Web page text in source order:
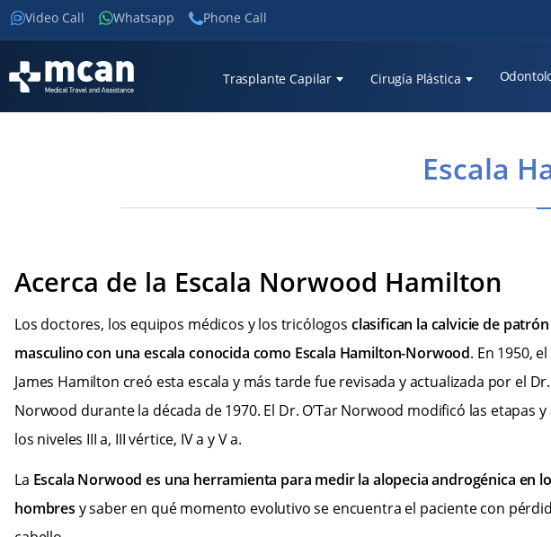
Video Call Whatsapp Phone Call
Trasplante Capilar Cirugía Plástica
Escala
Acerca de la Escala Norwood Hamilton
Los doctores, los equipos médicos y los tricólogos clasifican la calvicie de patrón
masculino con una escala conocida como Escala Hamilton-Norwood. En 1950,
James Hamilton creó esta escala y más tarde fue revisada y actualizada por el Dr.
Norwood durante la década de 1970. El Dr. O’Tar Norwood modificó las etapas y
los niveles III a, III vértice, IV a y V a.
La Escala Norwood es una herramienta para medir la alopecia androgénica en
hombres y saber en qué momento evolutivo se encuentra el paciente con